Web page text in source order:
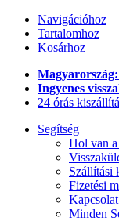
Navigációhoz
Tartalomhoz
Kosárhoz
Ingyenes
24 órás
Segítség
Hol van a
Szállítási
Fizetési
Kapcsolat
Minden